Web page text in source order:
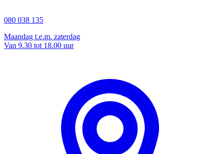
080 038 135
Maandag t.e.m. zaterdag
Van 9.30 tot 18.00 uur